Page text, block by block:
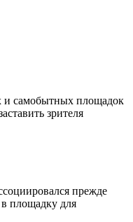
и самобытных площадок
зрителя
прежде
площадку для